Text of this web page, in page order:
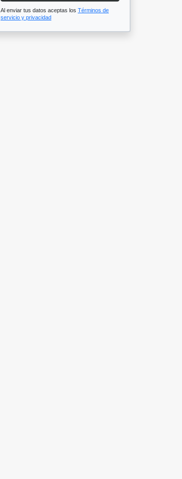
Al enviar tus datos aceptas los Términos de
servicio y privacidad